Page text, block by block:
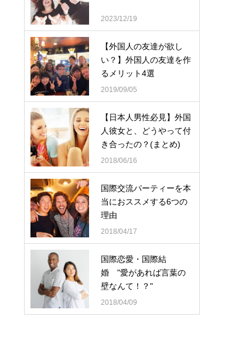
2023/12/19
【外国人の友達が欲し
い？】外国人の友達を作
るメリット4選
2019/09/05
【日本人男性必見】外国
人彼女と、どうやって付
き合ったの？(まとめ)
2018/06/16
国際交流パーティーを本
当におススメする6つの
理由
2018/04/17
国際恋愛・国際結
婚 "愛があれば言葉の
壁なんて！？"
2018/04/09